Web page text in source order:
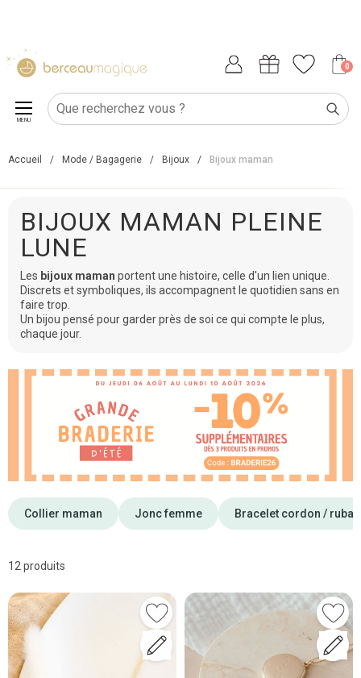
0
MENU
Accueil / Mode / Bagagerie / Bijoux / Bijoux maman
BIJOUX MAMAN PLEINE
LUNE
Les bijoux maman portent une histoire, celle d'un lien unique.
Discrets et symboliques, ils accompagnent le quotidien sans en
faire trop.
Un bijou pensé pour garder près de soi ce qui compte le plus,
chaque jour.
Collier maman Jonc femme Bracelet cordon /
12 produits